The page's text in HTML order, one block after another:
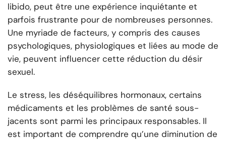
libido, peut être une expérience inquiétante et
parfois frustrante pour de nombreuses personnes.
Une myriade de facteurs, y compris des causes
psychologiques, physiologiques et liées au mode de
vie, peuvent influencer cette réduction du désir
sexuel.
Le stress, les déséquilibres hormonaux, certains
médicaments et les problèmes de santé sous-
jacents sont parmi les principaux responsables. Il
est important de comprendre qu’une diminution de